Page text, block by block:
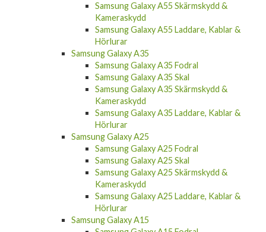
Kameraskydd
Samsung Galaxy A55 Laddare, Kablar &
Hörlurar
Samsung Galaxy A35
Samsung Galaxy A35 Fodral
Samsung Galaxy A35 Skal
Samsung Galaxy A35 Skärmskydd &
Kameraskydd
Samsung Galaxy A35 Laddare, Kablar &
Hörlurar
Samsung Galaxy A25
Samsung Galaxy A25 Fodral
Samsung Galaxy A25 Skal
Samsung Galaxy A25 Skärmskydd &
Kameraskydd
Samsung Galaxy A25 Laddare, Kablar &
Hörlurar
Samsung Galaxy A15
Samsung Galaxy A15 Fodral